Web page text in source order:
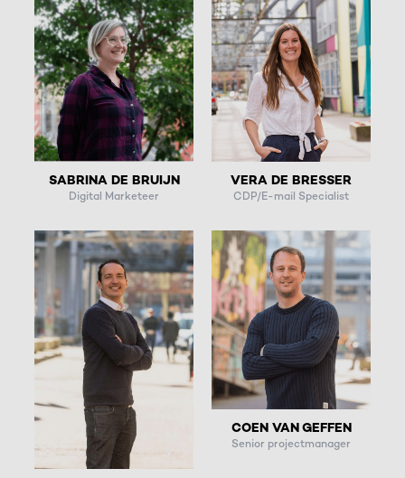
SABRINA DE BRUIJN
Digital Marketeer
VERA DE BRESSER
CDP/E-mail Specialist
COEN VAN GEFFEN
Senior projectmanager